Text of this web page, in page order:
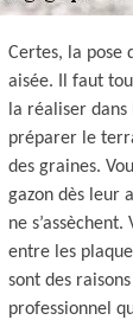
Certes, la pose
aisée. Il faut
la réaliser
préparer le
des graines.
gazon dès leur
ne
entre les
sont des
professionnel